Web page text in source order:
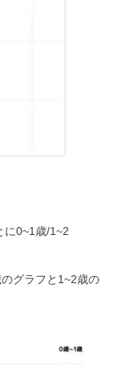
に0~1歳/1~2
グラフと1~2歳の